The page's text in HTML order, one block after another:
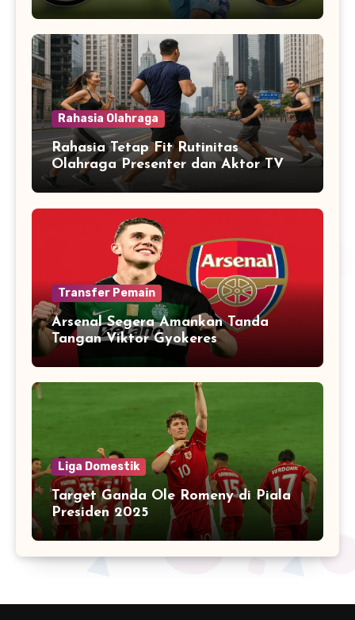
Rahasia Olahraga
Rahasia Tetap Fit Rutinitas
Olahraga Presenter dan Aktor TV
Transfer Pemain
Arsenal Segera Amankan Tanda
Tangan Viktor Gyokeres
Liga Domestik
Target Ganda Ole Romeny di Piala
Presiden 2025